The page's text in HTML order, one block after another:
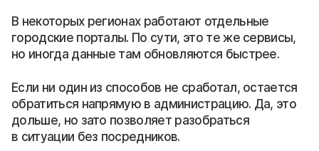
В некоторых регионах работают отдельные
городские порталы. По сути, это те же сервисы,
но иногда данные там обновляются быстрее.
Если ни один из способов не сработал, остается
обратиться напрямую в администрацию. Да, это
дольше, но зато позволяет разобраться
в ситуации без посредников.